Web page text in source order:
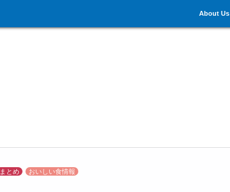
About Us
まとめ おいしい食情報